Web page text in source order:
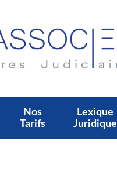
Nos
Tarifs
Lexique
Juridique